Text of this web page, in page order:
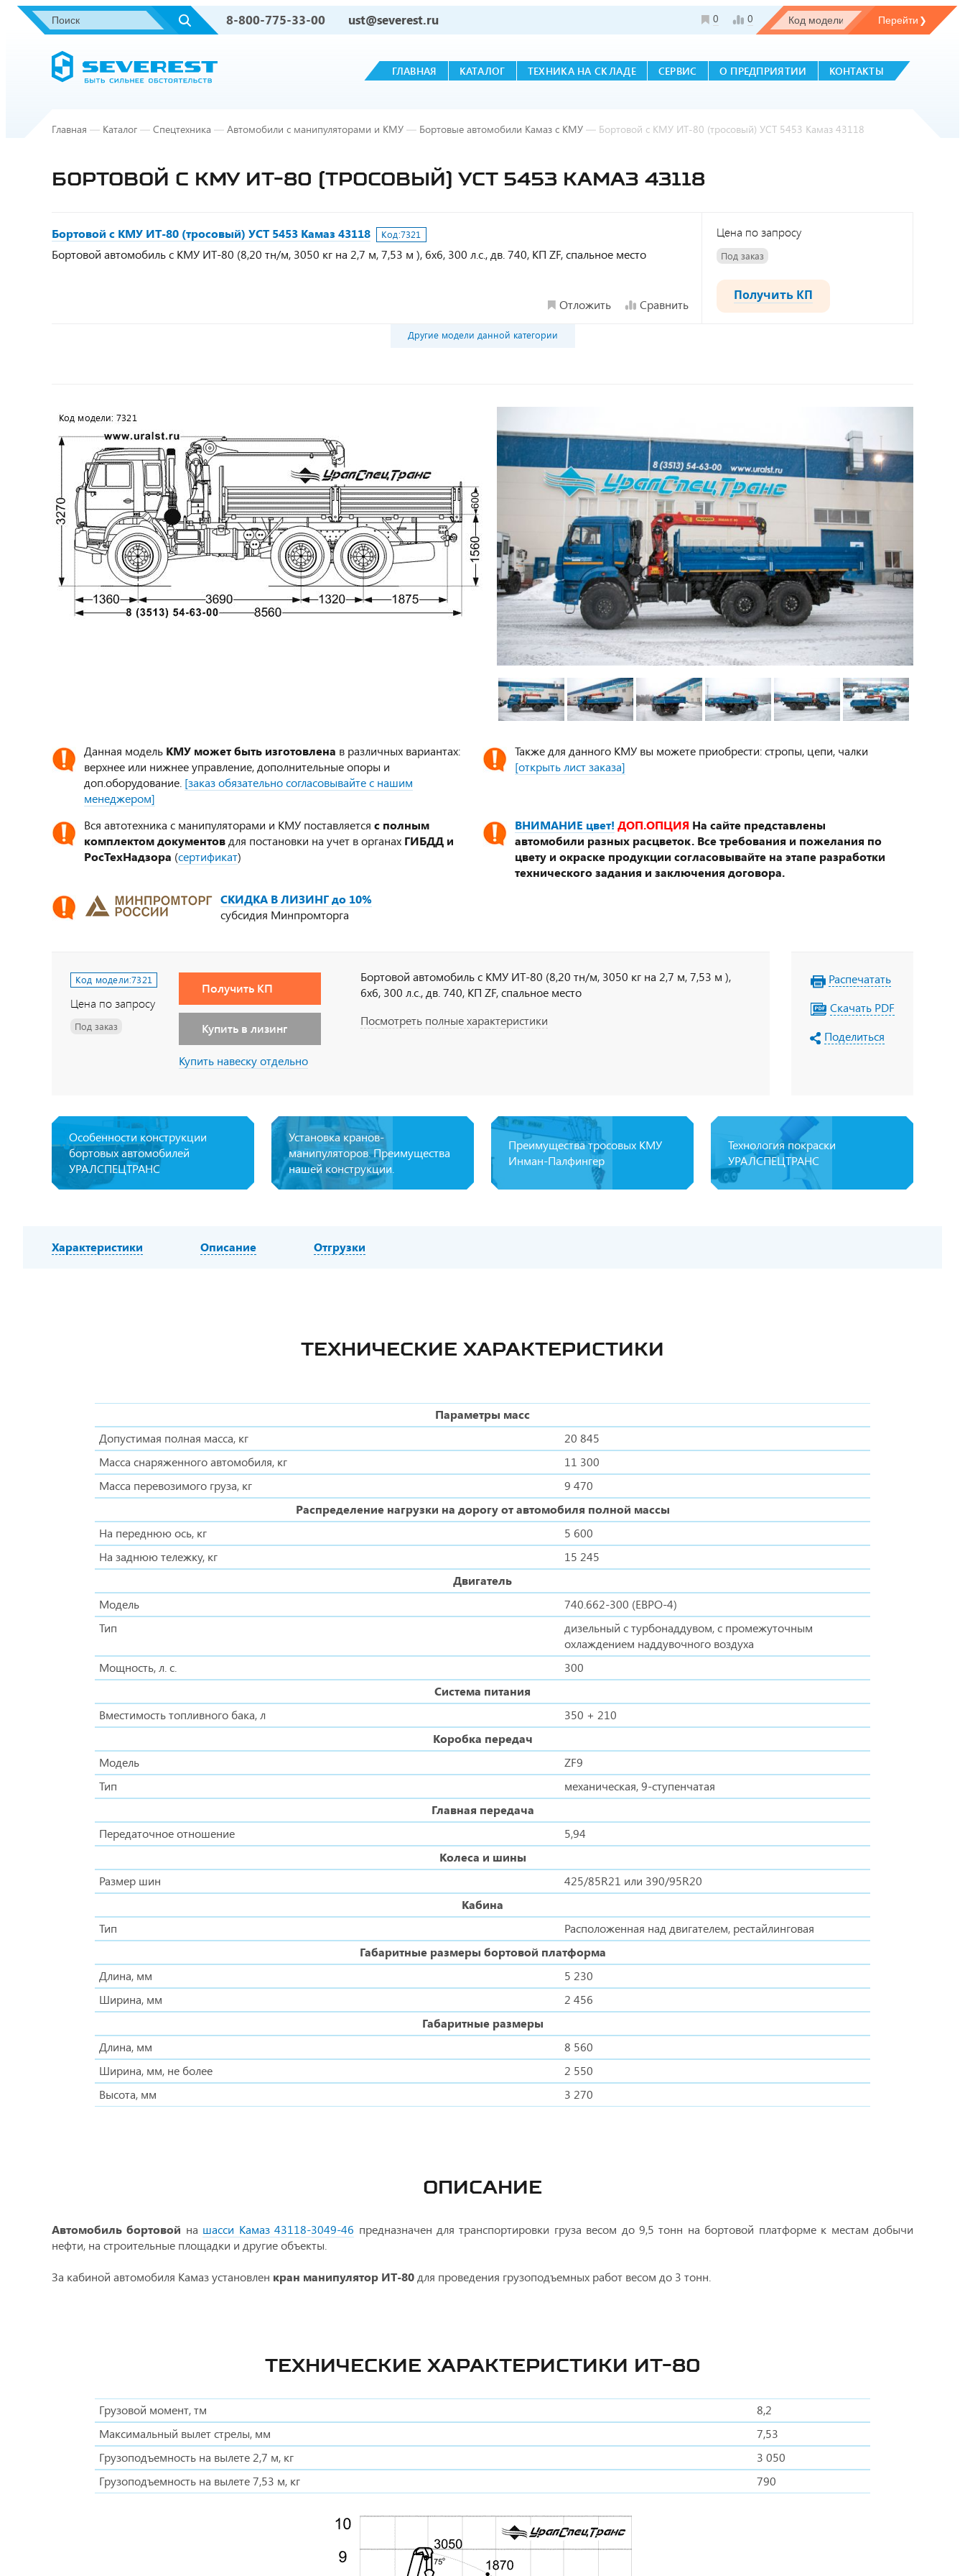
8-800-775-33-00 ust@severest.ru 0 0
ГЛАВНАЯ КАТАЛОГ ТЕХНИКА НА СКЛАДЕ СЕРВИС О ПРЕДПРИЯТИИ КОНТАКТЫ
Главная — Каталог — Спецтехника — Автомобили с манипуляторами и КМУ — Бортовые автомобили Камаз с КМУ — Бортовой с КМУ ИТ-80 (тросовый) УСТ 5453 Камаз 43118
БОРТОВОЙ С КМУ ИТ-80 (ТРОСОВЫЙ) УСТ 5453 КАМАЗ 43118
Бортовой с КМУ ИТ-80 (тросовый) УСТ 5453 Камаз 43118 Код:7321
Бортовой автомобиль с КМУ ИТ-80 (8,20 тн/м, 3050 кг на 2,7 м, 7,53 м ), 6х6, 300 л.с., дв. 740, КП ZF, спальное место
Отложить Сравнить
Цена по запросу
Под заказ
Получить КП
Другие модели данной категории
Данная модель КМУ может быть изготовлена в различных вариантах:
верхнее или нижнее управление, дополнительные опоры и
доп.оборудование. [заказ обязательно согласовывайте с нашим
менеджером]
Также для данного КМУ вы можете приобрести: стропы, цепи, чалки
[открыть лист заказа]
Вся автотехника с манипуляторами и КМУ поставляется с полным
комплектом документов для постановки на учет в органах ГИБДД и
РосТехНадзора (сертификат)
ВНИМАНИЕ цвет! ДОП.ОПЦИЯ На сайте представлены
автомобили разных расцветок. Все требования и пожелания по
цвету и окраске продукции согласовывайте на этапе разработки
технического задания и заключения договора.
СКИДКА В ЛИЗИНГ до 10%
субсидия Минпромторга
Код модели:7321
Цена по запросу
Под заказ
Получить КП
Купить в лизинг
Купить навеску отдельно
Бортовой автомобиль с КМУ ИТ-80 (8,20 тн/м, 3050 кг на 2,7 м, 7,53 м ),
6х6, 300 л.с., дв. 740, КП ZF, спальное место
Посмотреть полные характеристики
Распечатать
Скачать PDF
Поделиться
Особенности конструкции
бортовых автомобилей
УРАЛСПЕЦТРАНС
Установка кранов-
манипуляторов. Преимущества
нашей конструкции.
Преимущества тросовых КМУ
Инман-Палфингер
Технология покраски
УРАЛСПЕЦТРАНС
Характеристики Описание Отгрузки
ТЕХНИЧЕСКИЕ ХАРАКТЕРИСТИКИ
Параметры масс
Допустимая полная масса, кг
20 845
Масса снаряженного автомобиля, кг
11 300
Масса перевозимого груза, кг
9 470
Распределение нагрузки на дорогу от автомобиля полной массы
На переднюю ось, кг
5 600
На заднюю тележку, кг
15 245
Двигатель
Модель
740.662-300 (ЕВРО-4)
Тип
дизельный с турбонаддувом, с промежуточным
охлаждением наддувочного воздуха
Мощность, л. с.
300
Система питания
Вместимость топливного бака, л
350 + 210
Коробка передач
Модель
ZF9
Тип
механическая, 9-ступенчатая
Главная передача
Передаточное отношение
5,94
Колеса и шины
Размер шин
425/85R21 или 390/95R20
Кабина
Тип
Расположенная над двигателем, рестайлинговая
Габаритные размеры бортовой платформа
Длина, мм
5 230
Ширина, мм
2 456
Габаритные размеры
Длина, мм
8 560
Ширина, мм, не более
2 550
Высота, мм
3 270
ОПИСАНИЕ
Автомобиль бортовой на шасси Камаз 43118-3049-46 предназначен для транспортировки груза весом до 9,5 тонн на бортовой платформе к местам добычи
нефти, на строительные площадки и другие объекты.
За кабиной автомобиля Камаз установлен кран манипулятор ИТ-80 для проведения грузоподъемных работ весом до 3 тонн.
ТЕХНИЧЕСКИЕ ХАРАКТЕРИСТИКИ ИТ-80
Грузовой момент, тм
8,2
Максимальный вылет стрелы, мм
7,53
Грузоподъемность на вылете 2,7 м, кг
3 050
Грузоподъемность на вылете 7,53 м, кг
790